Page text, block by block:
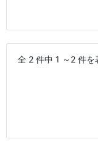
全 2 件中 1 ～2 件を